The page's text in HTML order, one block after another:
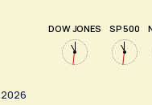
DOW JONES SP 500
2026